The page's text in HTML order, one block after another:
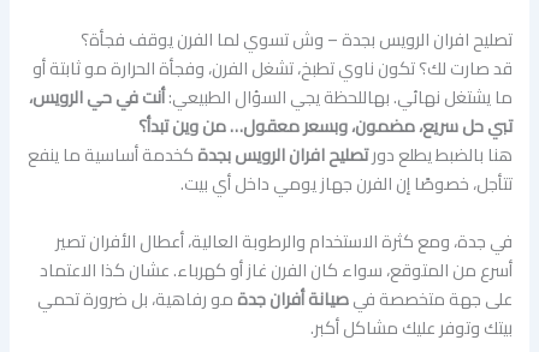
تصليح افران الرويس بجدة – وش تسوي لما الفرن يوقف فجأة؟
قد صارت لك؟ تكون ناوي تطبخ، تشغل الفرن، وفجأة الحرارة مو ثابتة أو
ما يشتغل نهائي. بهاللحظة يجي السؤال الطبيعي:أنت في حي الرويس،
تبي حل سريع، مضمون، وبسعر معقول… من وين تبدأ؟
هنا بالضبط يطلع دورتصليح افران الرويس بجدةكخدمة أساسية ما ينفع
تتأجل، خصوصًا إن الفرن جهاز يومي داخل أي بيت.
في جدة، ومع كثرة الاستخدام والرطوبة العالية، أعطال الأفران تصير
أسرع من المتوقع، سواء كان الفرن غاز أو كهرباء. عشان كذا الاعتماد
على جهة متخصصة فيصيانة أفران جدةمو رفاهية، بل ضرورة تحمي
بيتك وتوفر عليك مشاكل أكبر.